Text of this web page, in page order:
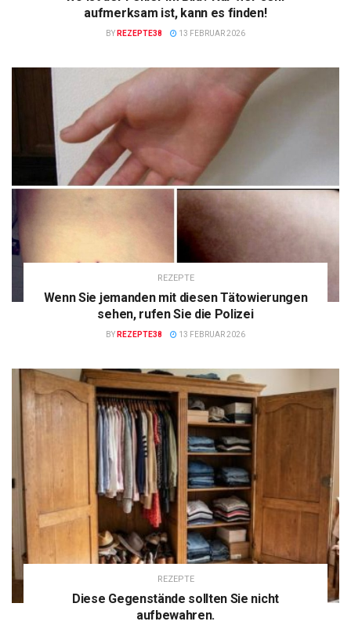
aufmerksam ist, kann es finden!
BY REZEPTE38 13 FEBRUAR 2026
REZEPTE
Wenn Sie jemanden mit diesen Tätowierungen
sehen, rufen Sie die Polizei
BY REZEPTE38 13 FEBRUAR 2026
REZEPTE
Diese Gegenstände sollten Sie nicht
aufbewahren.